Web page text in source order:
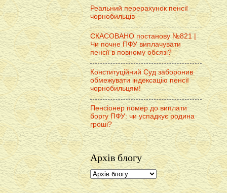
Реальний перерахунок пенсії
чорнобильців
СКАСОВАНО постанову №821 |
Чи почне ПФУ виплачувати
пенсії в повному обсязі?
Конституційний Суд заборонив
обмежувати індексацію пенсії
чорнобильцям!
Пенсіонер помер до виплати
боргу ПФУ: чи успадкує родина
гроші?
Архів блогу